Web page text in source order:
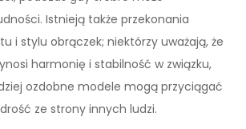
Istnieją także przekonania
i stylu obrączek; niektórzy uważają, że
harmonię i stabilność w związku,
ozdobne modele mogą przyciągać
ze strony innych ludzi.